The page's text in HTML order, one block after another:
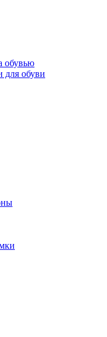
обувью
для обуви